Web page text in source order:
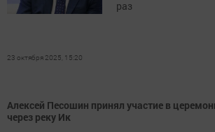
раз
23 октября 2025, 15:20
Алексей Песошин принял участие в
через реку Ик